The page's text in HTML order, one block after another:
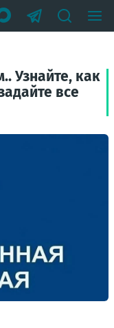
Узнайте, как
все